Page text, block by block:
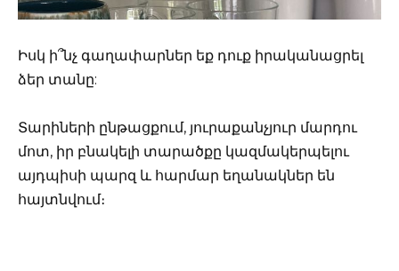
Իսկ ի՞նչ գաղափարներ եք դուք իրականացրել
ձեր տանը:
Տարիների ընթացքում, յուրաքանչյուր մարդու
մոտ, իր բնակելի տարածքը կազմակերպելու
այդպիսի պարզ և հարմար եղանակներ են
հայտնվում։